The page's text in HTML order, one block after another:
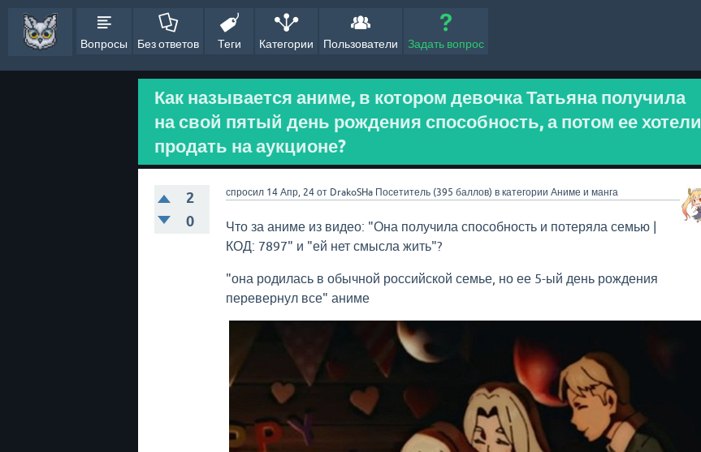
Вопросы Без ответов Теги Категории Пользователи Задать вопрос
Как называется аниме, в котором девочка Татьяна получила
на свой пятый день рождения способность, а потом ее хотели
продать на аукционе?
2
0
спросил 14 Апр, 24 от DrakoSHa Посетитель (395 баллов) в категории Аниме и манга
Что за аниме из видео: "Она получила способность и потеряла семью |
КОД: 7897" и "ей нет смысла жить"?
"она родилась в обычной российской семье, но ее 5-ый день рождения
перевернул все" аниме